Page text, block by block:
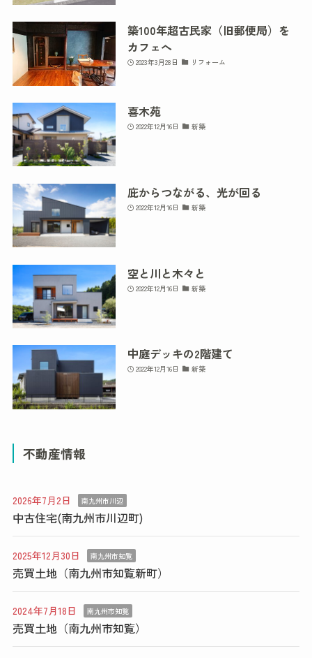
築100年超古民家（旧郵便局）を
カフェへ
2023年3月28日 リフォーム
喜木苑
2022年12月16日 新築
庇からつながる、光が回る
2022年12月16日 新築
空と川と木々と
2022年12月16日 新築
中庭デッキの2階建て
2022年12月16日 新築
不動産情報
2026年7月2日 南九州市川辺
中古住宅(南九州市川辺町)
2025年12月30日 南九州市知覧
売買土地（南九州市知覧新町）
2024年7月18日 南九州市知覧
売買土地（南九州市知覧）